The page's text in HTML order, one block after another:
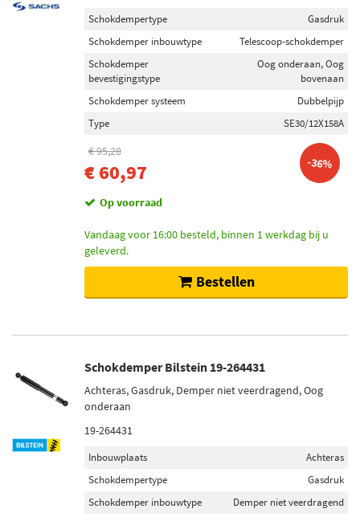
Schokdempertype
Gasdruk
Schokdemper inbouwtype
Telescoop-schokdemper
Schokdemper
bevestigingstype
Oog onderaan, Oog
bovenaan
Schokdemper systeem
Dubbelpijp
Type
SE30/12X158A
€ 95,28
€ 60,97 -36%
Op voorraad
Vandaag voor 16:00 besteld, binnen 1 werkdag bij u
geleverd.
Bestellen
Schokdemper Bilstein 19-264431
Achteras, Gasdruk, Demper niet veerdragend, Oog
onderaan
19-264431
Inbouwplaats
Achteras
Schokdempertype
Gasdruk
Schokdemper inbouwtype
Demper niet veerdragend